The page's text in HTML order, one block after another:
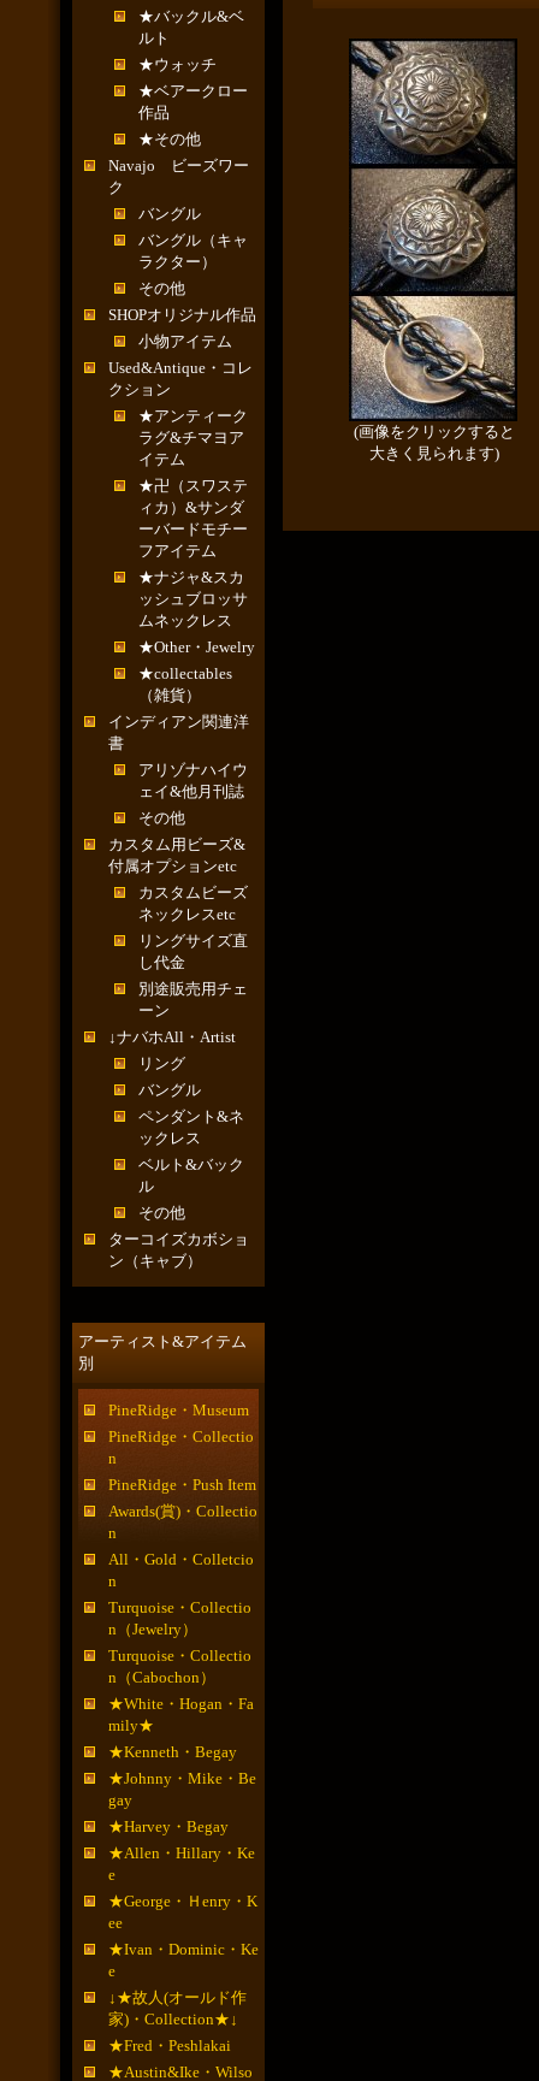
★バックル&ベ
ルト
★ウォッチ
★ベアークロー
作品
★その他
Navajo ビーズワー
ク
バングル
バングル（キャ
ラクター）
その他
SHOPオリジナル作品
小物アイテム
Used&Antique・コレ
クション
★アンティーク
ラグ&チマヨア
イテム
★卍（スワステ
ィカ）&サンダ
ーバードモチー
フアイテム
★ナジャ&スカ
ッシュブロッサ
ムネックレス
★Other・Jewelry
★collectables
（雑貨）
インディアン関連洋
書
アリゾナハイウ
ェイ&他月刊誌
その他
カスタム用ビーズ&
付属オプションetc
カスタムビーズ
ネックレスetc
リングサイズ直
し代金
別途販売用チェ
ーン
↓ナバホAll・Artist
リング
バングル
ペンダント&ネ
ックレス
ベルト&バック
ル
その他
ターコイズカボショ
ン（キャブ）
アーティスト&アイテム
別
PineRidge・Museum
PineRidge・Collectio
n
PineRidge・Push Item
Awards(賞)・Collectio
n
All・Gold・Colletcio
n
Turquoise・Collectio
n（Jewelry）
Turquoise・Collectio
n（Cabochon）
★White・Hogan・Fa
mily★
★Kenneth・Begay
★Johnny・Mike・Be
gay
★Harvey・Begay
★Allen・Hillary・Ke
e
★George・Ｈenry・K
ee
★Ivan・Dominic・Ke
e
↓★故人(オールド作
家)・Collection★↓
★Fred・Peshlakai
★Austin&Ike・Wilso
(画像をクリックすると
大きく見られます)